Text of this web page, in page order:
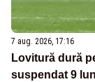
7 aug. 2026, 17:16
Lovitură dură
suspendat 9